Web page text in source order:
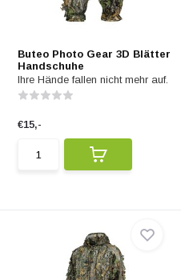
Buteo Photo Gear 3D Blätter
Handschuhe
Ihre Hände fallen nicht mehr auf.
€15,-